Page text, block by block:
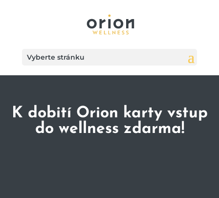
Vyberte stránku
K dobití Orion karty vstup
do wellness zdarma!